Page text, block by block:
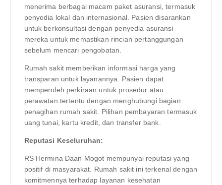
menerima berbagai macam paket asuransi, termasuk
penyedia lokal dan internasional. Pasien disarankan
untuk berkonsultasi dengan penyedia asuransi
mereka untuk memastikan rincian pertanggungan
sebelum mencari pengobatan.
Rumah sakit memberikan informasi harga yang
transparan untuk layanannya. Pasien dapat
memperoleh perkiraan untuk prosedur atau
perawatan tertentu dengan menghubungi bagian
penagihan rumah sakit. Pilihan pembayaran termasuk
uang tunai, kartu kredit, dan transfer bank.
Reputasi Keseluruhan:
RS Hermina Daan Mogot mempunyai reputasi yang
positif di masyarakat. Rumah sakit ini terkenal dengan
komitmennya terhadap layanan kesehatan